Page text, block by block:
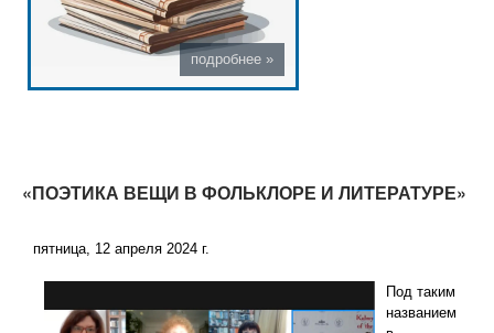
«ПОЭТИКА ВЕЩИ В ФОЛЬКЛОРЕ И ЛИТЕРАТУРЕ»
пятница, 12 апреля 2024 г.
Под таким
названием